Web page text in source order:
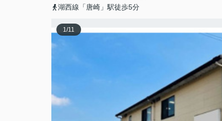
湖西線「唐崎」駅徒歩5分
1/11